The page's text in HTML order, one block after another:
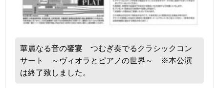
華麗なる音の饗宴 つむぎ奏でるクラシックコン
サート ～ヴィオラとピアノの世界～ ※本公演
は終了致しました。